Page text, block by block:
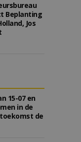
Beplanting
Jos
15-07 en
in de
de